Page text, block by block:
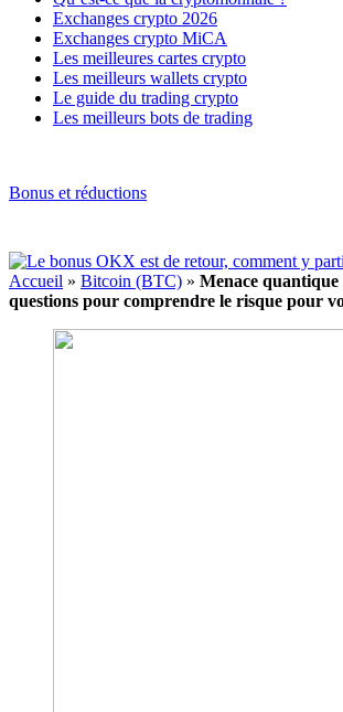
Exchanges crypto 2026
Exchanges crypto MiCA
Les meilleures cartes crypto
Les meilleurs wallets crypto
Le guide du trading crypto
Les meilleurs bots de trading
Bonus et réductions
Accueil » Bitcoin (BTC) » Menace
questions pour comprendre le risque pour